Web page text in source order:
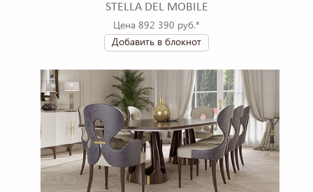
STELLA DEL MOBILE
Цена 892 390 руб.*
Добавить в блокнот